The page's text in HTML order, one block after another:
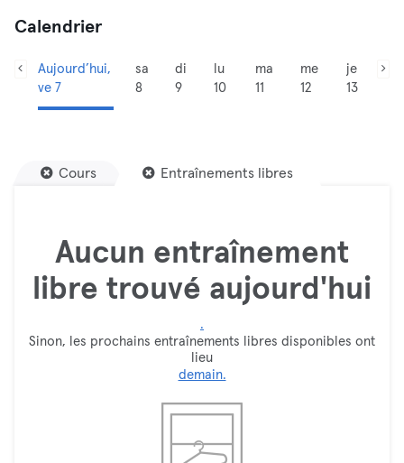
Calendrier
Aujourd’hui,
ve 7
sa
8
di
9
lu
10
ma
11
me
12
je
13
Cours Entraînements libres
Aucun entraînement
libre trouvé aujourd'hui
.
Sinon, les prochains entraînements libres disponibles ont
lieu
demain.